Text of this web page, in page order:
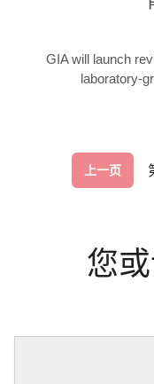
GIA will launch
laboratory-
上一页
您